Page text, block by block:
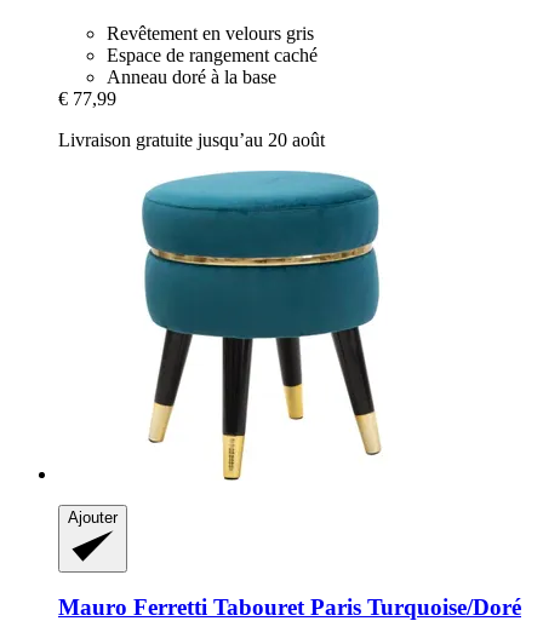
Revêtement en velours gris
Espace de rangement caché
Anneau doré à la base
€ 77,99
Livraison gratuite jusqu’au 20 août
Ajouter
Mauro Ferretti Tabouret Paris Turquoise/Doré